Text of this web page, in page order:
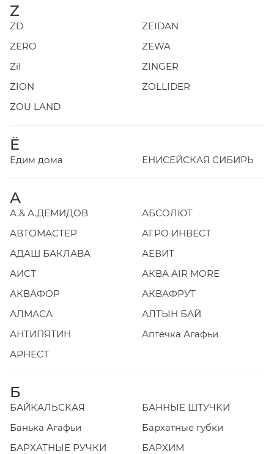
Z
ZD
ZEIDAN
ZERO
ZEWA
Zil
ZINGER
ZION
ZOLLIDER
ZOU LAND
Ё
Едим дома ЕНИСЕЙСКАЯ СИБИРЬ
А
А.& А.ДЕМИДОВ
АБСОЛЮТ
АВТОМАСТЕР
АГРО ИНВЕСТ
АДАШ БАКЛАВА
АЕВИТ
АИСТ
АКВА AIR MORE
АКВАФОР
АКВАФРУТ
АЛМАСА
АЛТЫН БАЙ
АНТИПЯТИН
Аптечка Агафьи
АРНЕСТ
Б
БАЙКАЛЬСКАЯ
БАННЫЕ ШТУЧКИ
Банька Агафьи
Бархатные губки
БАРХАТНЫЕ РУЧКИ
БАРХИМ